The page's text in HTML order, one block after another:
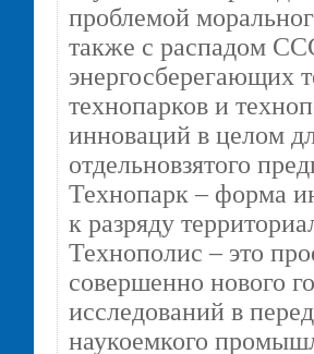
проблемой
также с распадом
энергосберегающих
технопарков и
инноваций в целом
отдельновзятого
Технопарк – форма
к разряду
Технополис – это
совершенно нового
исследований в
наукоемкого